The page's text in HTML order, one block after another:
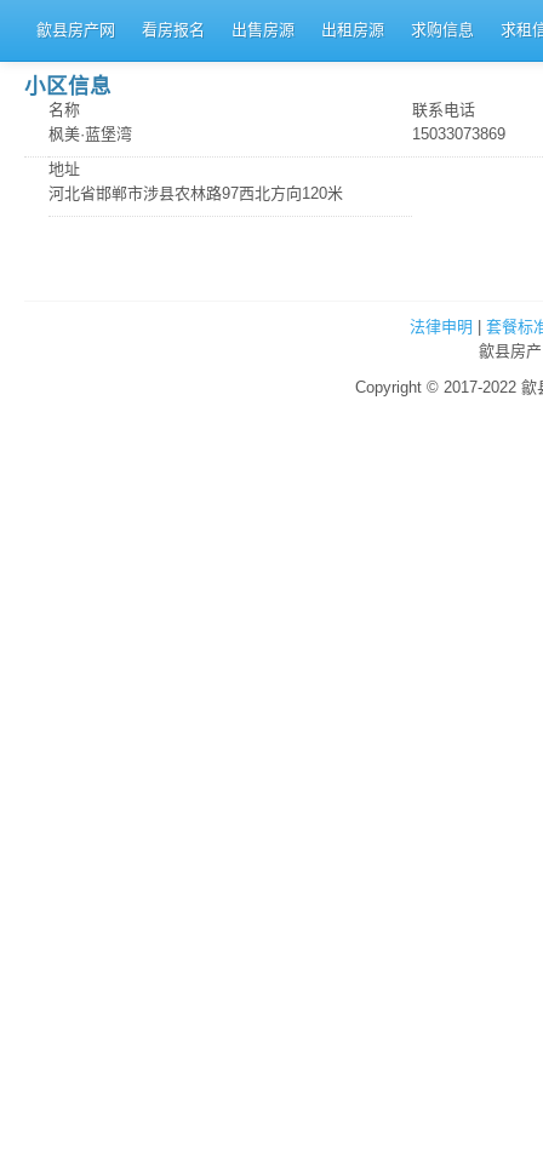
歙县房产网 看房报名 出售房源 出租房源 求购信息 求租
小区信息
名称
枫美·蓝堡湾
地址
河北省邯郸市涉县农林路97西北方向120米
联系电话
15033073869
法律申明
套餐标
歙县房
Copyright © 2017-2022 歙